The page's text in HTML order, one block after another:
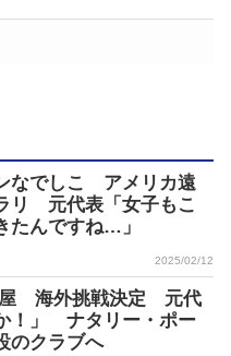
なでしこ アメリカ遠
リ 元代表「女子もこ
たんですね…」
2025/02/12
屋 海外挑戦決定 元代
！」 ナタリー・ポー
のクラブへ